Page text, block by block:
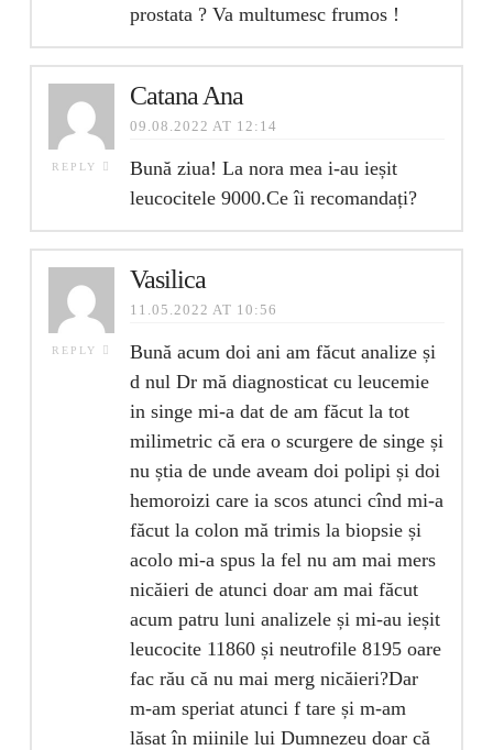
prostata ? Va multumesc frumos !
REPLY
Catana Ana
09.08.2022 AT 12:14
Bună ziua! La nora mea i-au ieșit
leucocitele 9000.Ce îi recomandați?
REPLY
Vasilica
11.05.2022 AT 10:56
Bună acum doi ani am făcut analize și
d nul Dr mă diagnosticat cu leucemie
in singe mi-a dat de am făcut la tot
milimetric că era o scurgere de singe și
nu știa de unde aveam doi polipi și doi
hemoroizi care ia scos atunci cînd mi-a
făcut la colon mă trimis la biopsie și
acolo mi-a spus la fel nu am mai mers
nicăieri de atunci doar am mai făcut
acum patru luni analizele și mi-au ieșit
leucocite 11860 și neutrofile 8195 oare
fac rău că nu mai merg nicăieri?Dar
m-am speriat atunci f tare și m-am
lăsat în miinile lui Dumnezeu doar că